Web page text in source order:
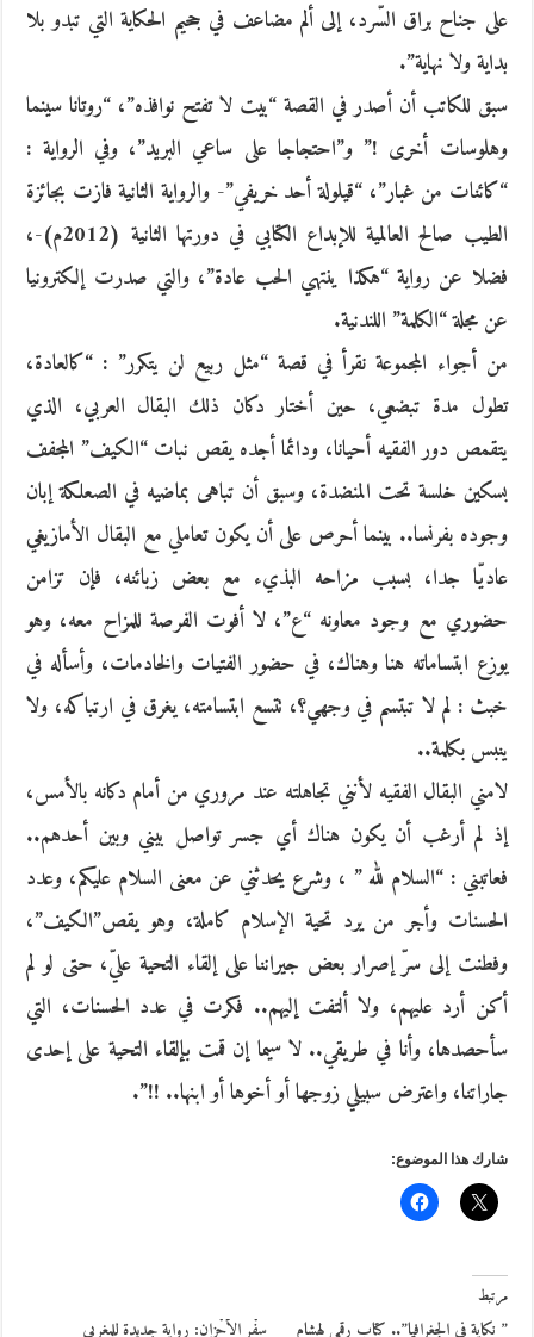
على جناح براق السّرد، إلى ألم مضاعف في جحيم الحكاية التي تبدو بلا
بداية ولا نهاية”.
سبق للكاتب أن أصدر في القصة “بيت لا تفتح نوافذه”، “روتانا سينما
وهلوسات أخرى !” و”احتجاجا على ساعي البريد”، وفي الرواية :
“كائنات من غبار”، “قيلولة أحد خريفي”- والرواية الثانية فازت بجائزة
الطيب صالح العالمية للإبداع الكتابي في دورتها الثانية (2012م)-،
فضلا عن رواية “هكذا ينتهي الحب عادة”، والتي صدرت إلكترونيا
عن مجلة “الكلمة” اللندنية.
من أجواء المجموعة نقرأ في قصة “مثل ربيع لن يتكرر” : “كالعادة،
تطول مدة تبضعي، حين أختار دكان ذلك البقال العربي، الذي
يتقمص دور الفقيه أحيانا، ودائما أجده يقص نبات “الكيف” المجفف
بسكين خلسة تحت المنضدة، وسبق أن تباهى بماضيه في الصعلكة إبان
وجوده بفرنسا.. بينما أحرص على أن يكون تعاملي مع البقال الأمازيغي
عاديّا جدا، بسبب مزاحه البذيء مع بعض زبائنه، فإن تزامن
حضوري مع وجود معاونه “ع”، لا أفوت الفرصة للمزاح معه، وهو
يوزع ابتساماته هنا وهناك، في حضور الفتيات والخادمات، وأسأله في
خبث : لم لا تبتسم في وجهي؟، تتسع ابتسامته، يغرق في ارتباكه، ولا
ينبس بكلمة..
لامني البقال الفقيه لأنني تجاهلته عند مروري من أمام دكانه بالأمس،
إذ لم أرغب أن يكون هناك أي جسر تواصل بيني وبين أحدهم..
فعاتبني : “السلام لله ” ، وشرع يحدثني عن معنى السلام عليكم، وعدد
الحسنات وأجر من يرد تحية الإسلام كاملة، وهو يقص”الكيف”،
وفطنت إلى سرّ إصرار بعض جيراننا على إلقاء التحية عليّ، حتى لو لم
أكن أرد عليهم، ولا ألتفت إليهم.. فكرت في عدد الحسنات، التي
سأحصدها، وأنا في طريقي.. لا سيما إن قمت بإلقاء التحية على إحدى
جاراتنا، واعترض سبيلي زوجها أو أخوها أو ابنها.. !!”.
شارك هذا الموضوع:
مرتبط
” نكاية في الجغرافيا”.. كتاب رقمي لهشام سِفْر الأحْزان: رواية جديدة للمغربي